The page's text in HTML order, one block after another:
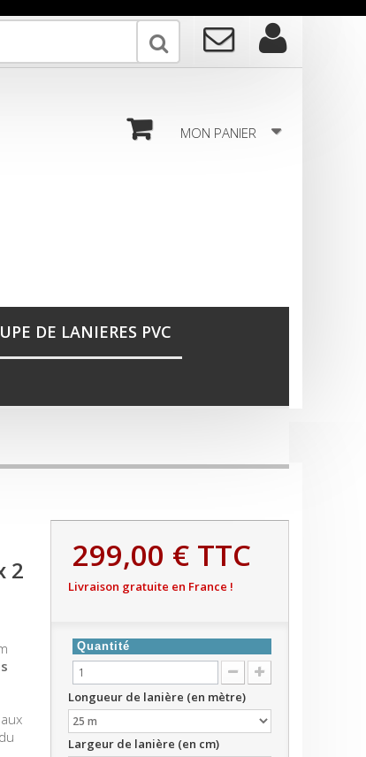
MON PANIER
DE LANIERES PVC
2 299,00 €TTC
Livraison gratuite en France !
Quantité
Longueur de lanière (en mètre)
Largeur de lanière (en cm)